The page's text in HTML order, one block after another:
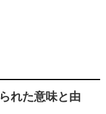
れた意味と由